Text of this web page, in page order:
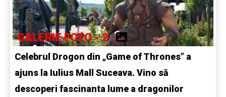
GALERIE FOTO - 2
Celebrul Drogon din „Game of Thrones” a
ajuns la Iulius Mall Suceava. Vino să
descoperi fascinanta lume a dragonilor